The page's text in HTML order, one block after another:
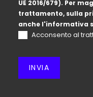
UE 2016/679). Per
trattamento, sulla privacy e sui diritti esercitabili vedi
anche l'informativa
Acconsento al
INVIA